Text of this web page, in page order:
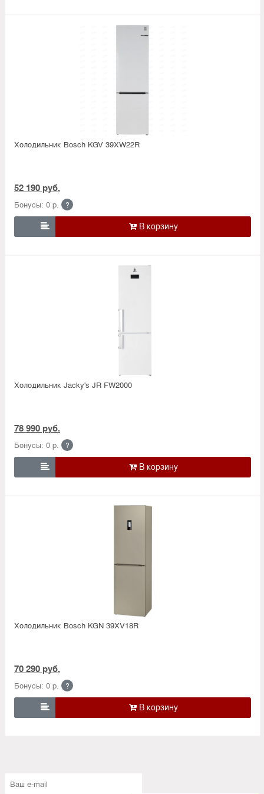
Холодильник Bosсh KGV 39XW22R
52 190 руб.
Бонусы: 0 р. ?

Холодильник Jacky's JR FW2000
78 990 руб.
Бонусы: 0 р. ?

Холодильник Bosсh KGN 39XV18R
70 290 руб.
Бонусы: 0 р. ?
